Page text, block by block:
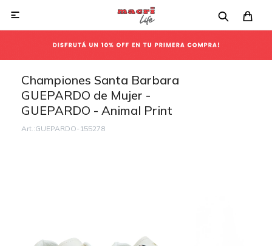

Championes Santa Barbara
GUEPARDO de Mujer -
GUEPARDO - Animal Print
GUEPARDO-155278